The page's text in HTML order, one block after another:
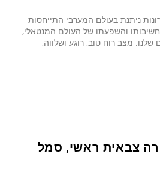
ניתנת בעולם המערבי התייחסות
והשפעתו של העולם המנטאלי,
שלנו. מצב רוח טוב, רוגע ושלווה,
צבאית ראשי, סמל